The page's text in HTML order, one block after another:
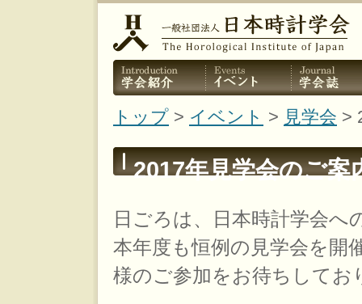
トップ > イベント > 見学会 >
2017年見学会のご案
日ごろは、日本時計学会
本年度も恒例の見学会を開
様のご参加をお待ちしてお